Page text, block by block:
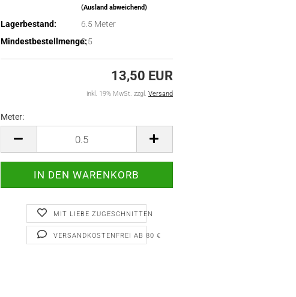
(Ausland abweichend)
Lagerbestand: 6.5 Meter
Mindestbestellmenge:0,5
13,50 EUR
inkl. 19% MwSt. zzgl. Versand
Meter:
Meter
MIT LIEBE ZUGESCHNITTEN
VERSANDKOSTENFREI AB 80 €